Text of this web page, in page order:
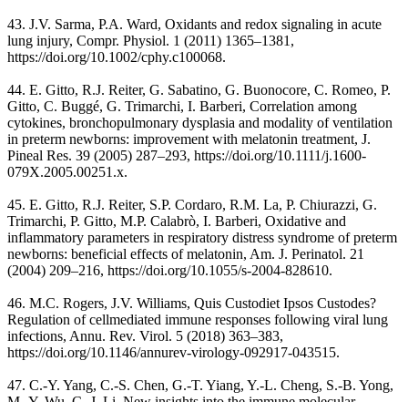
43. J.V. Sarma, P.A. Ward, Oxidants and redox signaling in acute
lung injury, Compr. Physiol. 1 (2011) 1365–1381,
https://doi.org/10.1002/cphy.c100068.
44. E. Gitto, R.J. Reiter, G. Sabatino, G. Buonocore, C. Romeo, P.
Gitto, C. Buggé, G. Trimarchi, I. Barberi, Correlation among
cytokines, bronchopulmonary dysplasia and modality of ventilation
in preterm newborns: improvement with melatonin treatment, J.
Pineal Res. 39 (2005) 287–293, https://doi.org/10.1111/j.1600-
079X.2005.00251.x.
45. E. Gitto, R.J. Reiter, S.P. Cordaro, R.M. La, P. Chiurazzi, G.
Trimarchi, P. Gitto, M.P. Calabrò, I. Barberi, Oxidative and
inflammatory parameters in respiratory distress syndrome of preterm
newborns: beneficial effects of melatonin, Am. J. Perinatol. 21
(2004) 209–216, https://doi.org/10.1055/s-2004-828610.
46. M.C. Rogers, J.V. Williams, Quis Custodiet Ipsos Custodes?
Regulation of cellmediated immune responses following viral lung
infections, Annu. Rev. Virol. 5 (2018) 363–383,
https://doi.org/10.1146/annurev-virology-092917-043515.
47. C.-Y. Yang, C.-S. Chen, G.-T. Yiang, Y.-L. Cheng, S.-B. Yong,